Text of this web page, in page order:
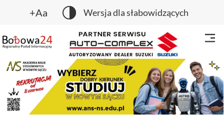
+Aa Wersja dla słabowidzących